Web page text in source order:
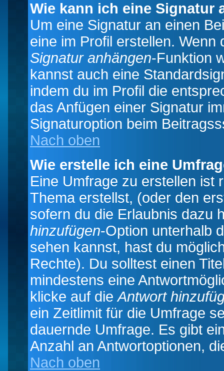
Wie kann ich eine Signatur
Um eine Signatur an einen
eine im Profil erstellen.
Signatur anhängen-Funktion
kannst auch eine
indem du im Profil die
das Anfügen einer Signatur
Signaturoption beim
Nach oben
Wie erstelle ich eine
Eine Umfrage zu erstellen ist
Thema erstellst, (oder den
sofern du die Erlaubnis dazu
hinzufügen-Option unterhalb
sehen kannst, hast du
Rechte). Du solltest einen
mindestens eine
klicke auf dieAntwort
ein Zeitlimit für die Umfrage
dauernde Umfrage. Es gibt
Anzahl an Antwortoptionen,
Nach oben